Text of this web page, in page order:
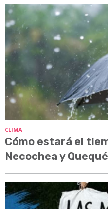
CLIMA
Cómo estará el
Necochea y